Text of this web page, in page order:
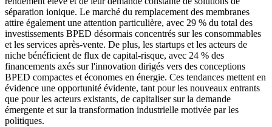
séparation ionique. Le marché du remplacement des membranes
attire également une attention particulière, avec 29 % du total des
investissements BPED désormais concentrés sur les consommables
et les services après-vente. De plus, les startups et les acteurs de
niche bénéficient de flux de capital-risque, avec 24 % des
financements axés sur l'innovation dirigés vers des conceptions
BPED compactes et économes en énergie. Ces tendances mettent en
évidence une opportunité évidente, tant pour les nouveaux entrants
que pour les acteurs existants, de capitaliser sur la demande
émergente et sur la transformation industrielle motivée par les
politiques.